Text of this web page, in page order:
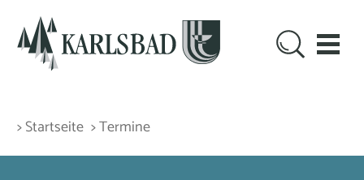
> Startseite > Termine